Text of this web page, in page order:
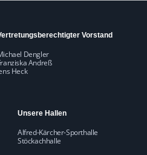
Vorstand
Dengler
Andreß
Heck
Unsere Hallen
Alfred-Kärcher-Sporthalle
Stöckachhalle